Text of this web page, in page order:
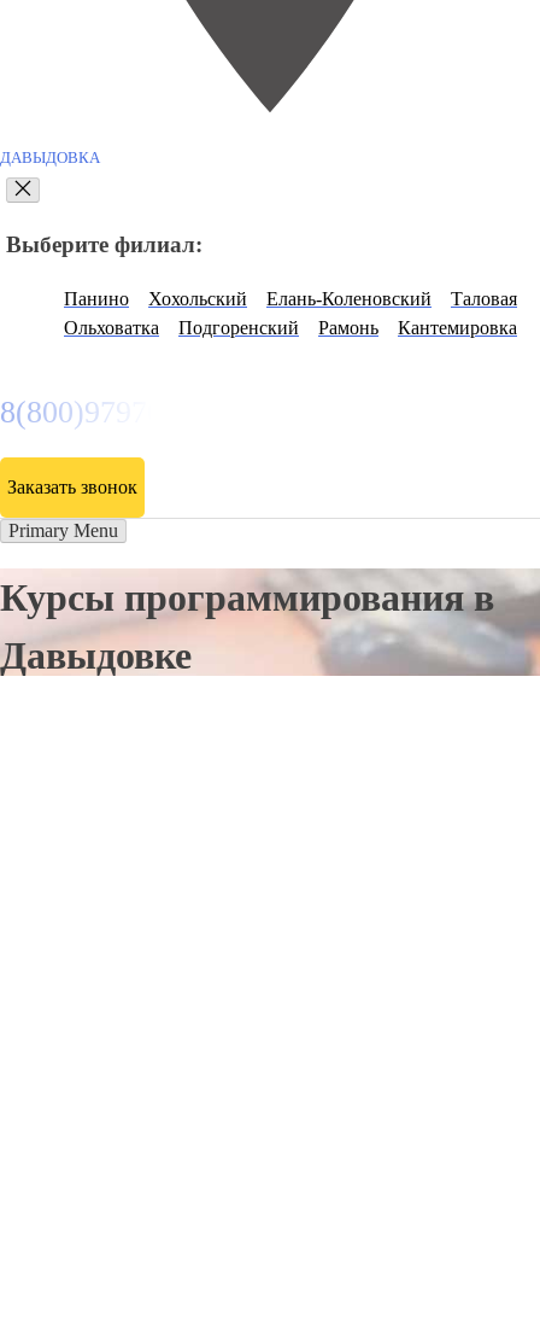
ДАВЫДОВКА
Выберите филиал:
Панино Хохольский Елань-Коленовский
Таловая
Ольховатка
Подгоренский Рамонь Кантемировка
8(800)9797043
Заказать звонок
Primary Menu
Курсы программирования в
Давыдовке